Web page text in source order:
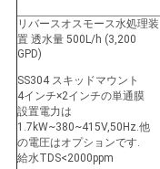
リバースオスモース水処理装
置 透水量 500L/h (3,200
GPD)
SS304 スキッドマウント
4インチ×2インチの単通膜
設置電力は
1.7kW~380~415V,50Hz.他
の電圧はオプションです.
給水TDS<2000ppm